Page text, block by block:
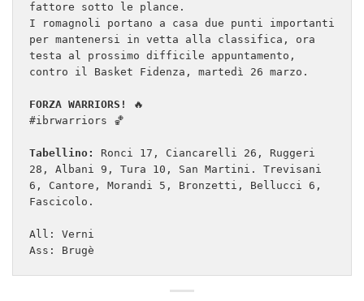
fattore sotto le plance.
I romagnoli portano a casa due punti importanti
per mantenersi in vetta alla classifica, ora
testa al prossimo difficile appuntamento,
contro il Basket Fidenza, martedì 26 marzo.
FORZA WARRIORS!
🔥
#ibrwarriors 🏀
Tabellino:
Ronci 17, Ciancarelli 26, Ruggeri
28, Albani 9, Tura 10, San Martini. Trevisani
6, Cantore, Morandi 5, Bronzetti, Bellucci 6,
Fascicolo.
All: Verni
Ass: Brugè